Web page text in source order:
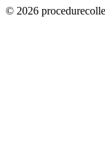
© 2026